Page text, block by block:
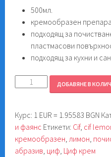
500мл.
кремообразен
подходящ за
пластмасови
подходящ за кухни и
количество
крем
500мл.
ДОБАВЯНЕ В
Курс: 1 EUR = 1.95583 BGN
и фаянс Етикети: Cif, cif
кремообразен,лимон,
абразив, циф, Циф крем